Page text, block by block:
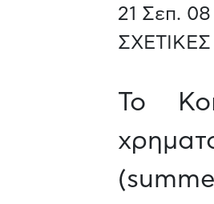
21 Σεπ. 08
Το